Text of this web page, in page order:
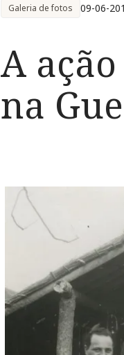
Galeria de fotos 09-06-
A
na